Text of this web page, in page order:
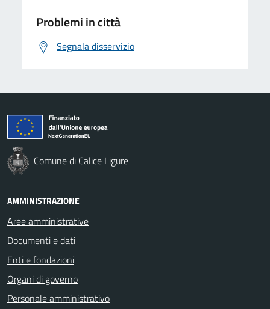
Problemi in città
Segnala disservizio
Comune di Calice Ligure
AMMINISTRAZIONE
Aree amministrative
Documenti e dati
Enti e fondazioni
Organi di governo
Personale amministrativo